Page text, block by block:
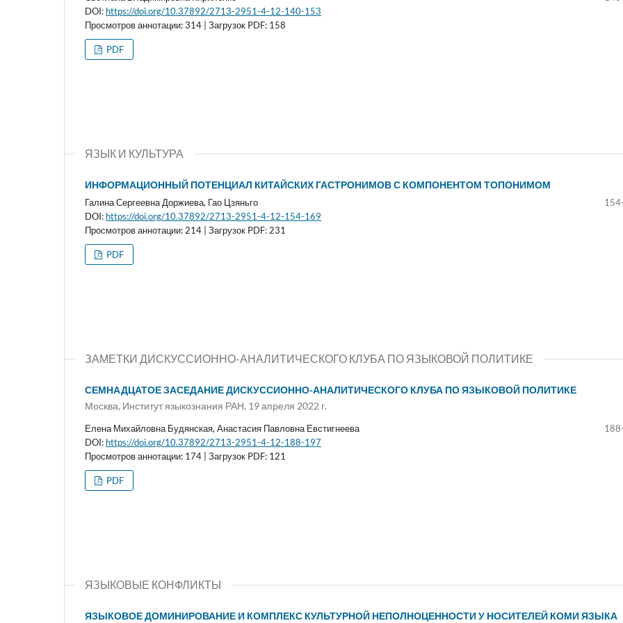
DOI: https://doi.org/10.37892/2713-2951-4-12-140-153
Просмотров аннотации: 314 | Загрузок PDF: 158
PDF
ЯЗЫК И КУЛЬТУРА
ИНФОРМАЦИОННЫЙ ПОТЕНЦИАЛ КИТАЙСКИХ ГАСТРОНИМОВ С КОМПОНЕНТОМ ТОПОНИМОМ
Галина Сергеевна Доржиева, Гао Цзяньго
DOI: https://doi.org/10.37892/2713-2951-4-12-154-169
Просмотров аннотации: 214 | Загрузок PDF: 231
PDF
ЗАМЕТКИ ДИСКУССИОННО-АНАЛИТИЧЕСКОГО КЛУБА ПО ЯЗЫКОВОЙ ПОЛИТИКЕ
СЕМНАДЦАТОЕ ЗАСЕДАНИЕ ДИСКУССИОННО-АНАЛИТИЧЕСКОГО КЛУБА ПО ЯЗЫКОВОЙ ПОЛИТИКЕ
Москва, Институт языкознания РАН, 19 апреля 2022 г.
Елена Михайловна Будянская, Анастасия Павловна Евстигнеева
DOI: https://doi.org/10.37892/2713-2951-4-12-188-197
Просмотров аннотации: 174 | Загрузок PDF: 121
PDF
ЯЗЫКОВЫЕ КОНФЛИКТЫ
ЯЗЫКОВОЕ ДОМИНИРОВАНИЕ И КОМПЛЕКС КУЛЬТУРНОЙ НЕПОЛНОЦЕННОСТИ У НОСИТЕЛЕЙ КОМИ ЯЗЫКА